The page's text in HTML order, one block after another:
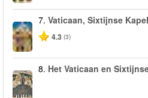
7. Vaticaan, Sixtijnse
4.3 (3)
8. Het Vaticaan en